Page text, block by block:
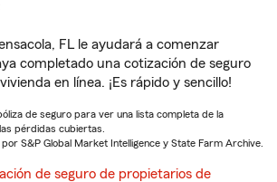
FL le ayudará a comenzar
completado una cotización de seguro
en línea. ¡Es rápido y sencillo!
de seguro para ver una lista completa de la
pérdidas cubiertas.
S&P Global Market Intelligence y State Farm Archive.
de seguro de propietarios de